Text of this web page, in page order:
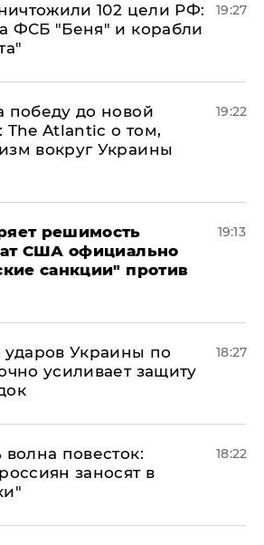
102 цели РФ:
ФСБ "Беня" и корабли
19:27
победу до новой
Atlantic о том,
вокруг Украины
19:22
решимость
США официально
санкции" против
19:13
ударов Украины по
усиливает защиту
18:27
повесток:
заносят в
18:22